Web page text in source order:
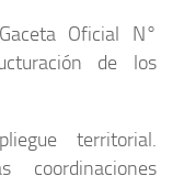
Oficial N°
de los
territorial.